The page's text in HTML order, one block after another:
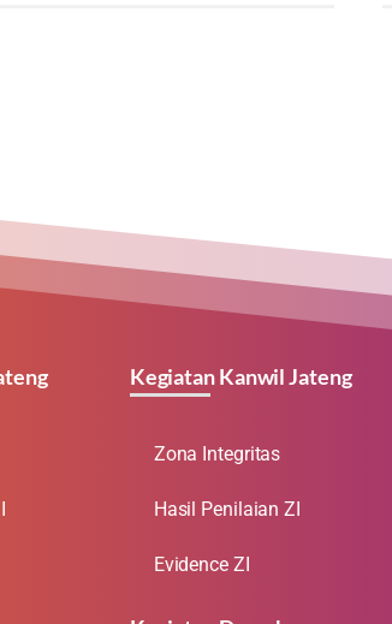
Kegiatan Kanwil Jateng
Zona Integritas
Hasil Penilaian ZI
Evidence ZI